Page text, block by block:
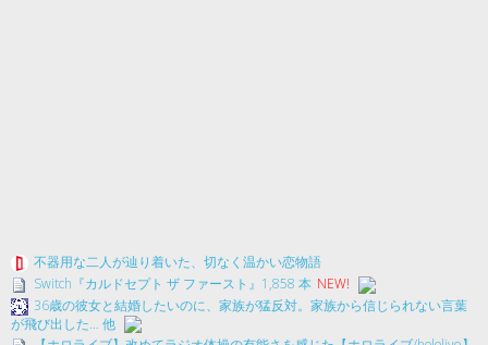
不器用な二人が辿り着いた、切なく温かい恋物語
Switch『カルドセプト ザ ファースト』1,858 本 NEW!
36歳の彼女と結婚したいのに、家族が猛反対。家族から信じられない言葉
が飛び出した… 他